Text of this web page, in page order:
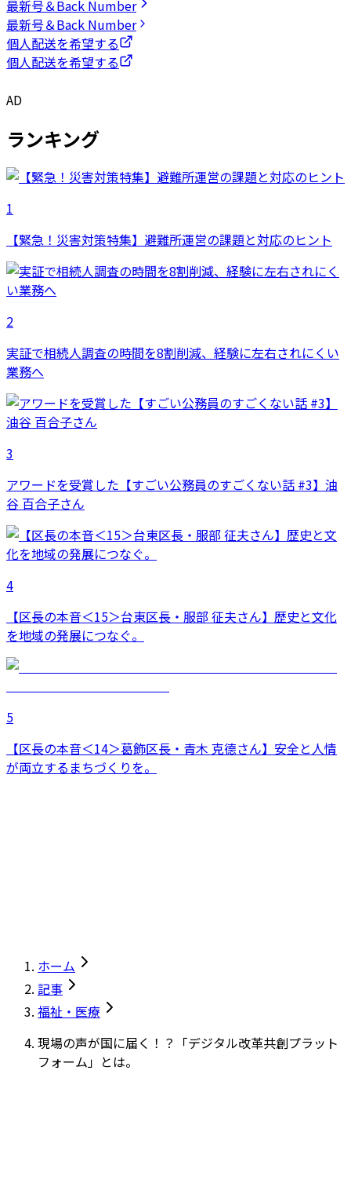
最新号＆Back Number
最新号＆Back Number
個人配送を希望する
個人配送を希望する
AD
ランキング
1
【緊急！災害対策特集】避難所運営の課題と対応のヒント
2
実証で相続人調査の時間を8割削減、経験に左右されにくい
業務へ
3
アワードを受賞した【すごい公務員のすごくない話 #3】油
谷 百合子さん
4
【区長の本音＜15＞台東区長・服部 征夫さん】歴史と文化
を地域の発展につなぐ。
5
【区長の本音＜14＞葛飾区長・青木 克德さん】安全と人情
が両立するまちづくりを。
ホーム
記事
福祉・医療
現場の声が国に届く！？「デジタル改革共創プラット
フォーム」とは。